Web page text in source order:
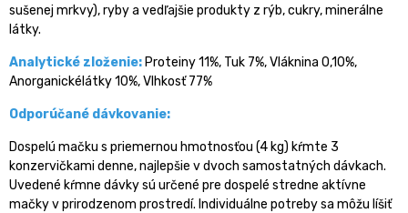
sušenej mrkvy), ryby a vedľajšie produkty z rýb, cukry, minerálne
látky.
Analytické zloženie: Proteiny 11%, Tuk 7%, Vláknina 0,10%,
Anorganickélátky 10%, Vlhkosť 77%
Odporúčané dávkovanie:
Dospelú mačku s priemernou hmotnosťou (4 kg) kŕmte 3
konzervičkami denne, najlepšie v dvoch samostatných dávkach.
Uvedené kŕmne dávky sú určené pre dospelé stredne aktívne
mačky v prirodzenom prostredí. Individuálne potreby sa môžu líšiť